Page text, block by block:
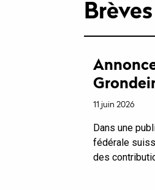
11 juin 2026
Dans une
fédérale
des